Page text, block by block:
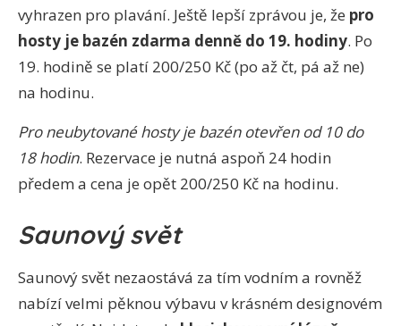
vyhrazen pro plavání. Ještě lepší zprávou je, že pro
hosty je bazén zdarma denně do 19. hodiny. Po
19. hodině se platí 200/250 Kč (po až čt, pá až ne)
na hodinu.
Pro neubytované hosty je bazén otevřen od 10 do
18 hodin. Rezervace je nutná aspoň 24 hodin
předem a cena je opět 200/250 Kč na hodinu.
Saunový svět
Saunový svět nezaostává za tím vodním a rovněž
nabízí velmi pěknou výbavu v krásném designovém